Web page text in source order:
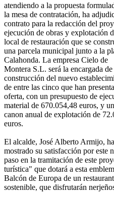
atendiendo a la propuesta
la mesa de contratación, ha
contrato para la redacción del
ejecución de obras y explotación
local de restauración que se
una parcela municipal junto a la
Calahonda. La empresa Cielo de
Montera S.L. será la encargada de
construcción del nuevo
de entre las cinco que han
oferta, con un presupuesto de
material de 670.054,48 euros, y un
canon anual de explotación de
euros.
El alcalde, José Alberto Armijo, ha
mostrado su satisfacción por este
paso en la tramitación de este
turística" que dotará a esta
Balcón de Europa de un
sostenible, que disfrutarán